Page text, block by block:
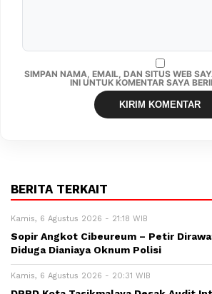
SIMPAN NAMA, EMAIL, DAN SITUS WEB
INI UNTUK KOMENTAR SAYA
BERITA TERKAIT
Kamis, 6 Agustus 2026 - 21:18 WIB
Sopir Angkot Cibeureum – Petir
Diduga Dianiaya Oknum Polisi
Kamis, 6 Agustus 2026 - 20:31 WIB